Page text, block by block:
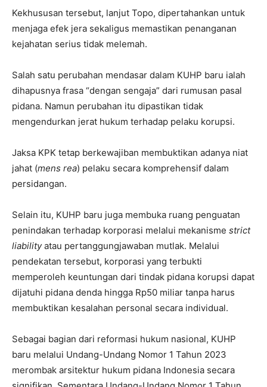
Kekhususan tersebut, lanjut Topo, dipertahankan untuk
menjaga efek jera sekaligus memastikan penanganan
kejahatan serius tidak melemah.
Salah satu perubahan mendasar dalam KUHP baru ialah
dihapusnya frasa “dengan sengaja” dari rumusan pasal
pidana. Namun perubahan itu dipastikan tidak
mengendurkan jerat hukum terhadap pelaku korupsi.
Jaksa KPK tetap berkewajiban membuktikan adanya niat
jahat (mens rea) pelaku secara komprehensif dalam
persidangan.
Selain itu, KUHP baru juga membuka ruang penguatan
penindakan terhadap korporasi melalui mekanisme strict
liabilityatau pertanggungjawaban mutlak. Melalui
pendekatan tersebut, korporasi yang terbukti
memperoleh keuntungan dari tindak pidana korupsi dapat
dijatuhi pidana denda hingga Rp50 miliar tanpa harus
membuktikan kesalahan personal secara individual.
Sebagai bagian dari reformasi hukum nasional, KUHP
baru melalui Undang-Undang Nomor 1 Tahun 2023
merombak arsitektur hukum pidana Indonesia secara